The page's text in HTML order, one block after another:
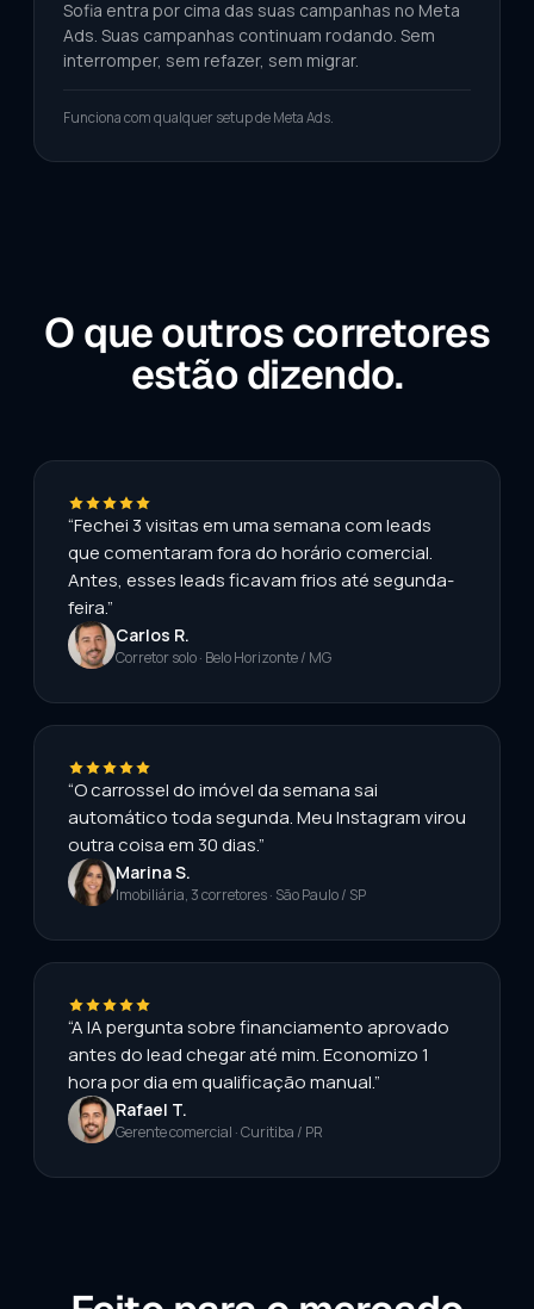
Sofia entra por cima das suas campanhas no Meta
Ads. Suas campanhas continuam rodando. Sem
interromper, sem refazer, sem migrar.
Funciona com qualquer setup de Meta Ads.
O que outros corretores
estão dizendo.
“Fechei 3 visitas em uma semana com leads
que comentaram fora do horário comercial.
Antes, esses leads ficavam frios até segunda-
feira.”
Carlos R.
Corretor solo · Belo Horizonte / MG
“O carrossel do imóvel da semana sai
automático toda segunda. Meu Instagram virou
outra coisa em 30 dias.”
Marina S.
Imobiliária, 3 corretores · São Paulo / SP
“A IA pergunta sobre financiamento aprovado
antes do lead chegar até mim. Economizo 1
hora por dia em qualificação manual.”
Rafael T.
Gerente comercial · Curitiba / PR